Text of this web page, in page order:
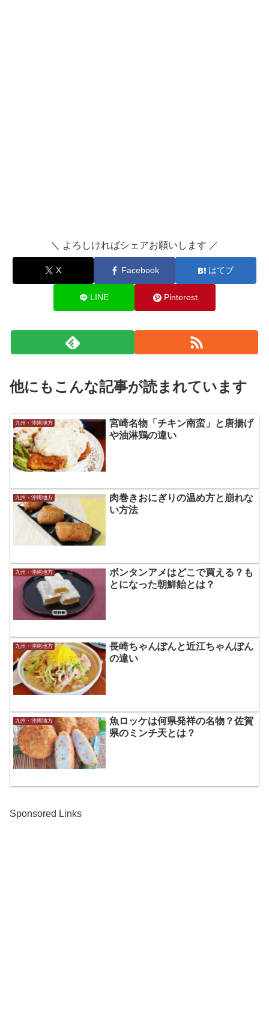
＼ よろしければシェアお願いします ／
X Facebook はてブ
LINE Pinterest
他にもこんな記事が読まれています
九州・沖縄地方
宮崎名物「チキン南蛮」と唐揚げ
や油淋鶏の違い
九州・沖縄地方
肉巻きおにぎりの温め方と崩れな
い方法
九州・沖縄地方
ボンタンアメはどこで買える？も
とになった朝鮮飴とは？
九州・沖縄地方
長崎ちゃんぽんと近江ちゃんぽん
の違い
九州・沖縄地方
魚ロッケは何県発祥の名物？佐賀
県のミンチ天とは？
Sponsored Links